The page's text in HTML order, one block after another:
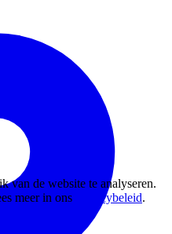
van de website te analyseren.
meer in ons
privacybeleid.